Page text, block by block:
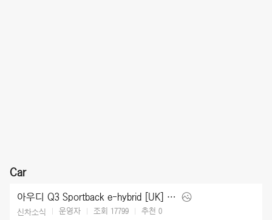
Car
아우디 Q3 Sportback e-hybrid [UK] (2026)
신차소식 운영자 조회 17799 추천 0